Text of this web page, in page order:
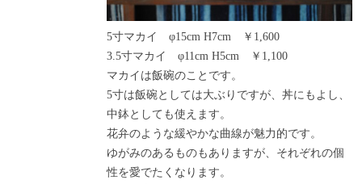
5寸マカイ φ15cm H7cm ￥1,600
3.5寸マカイ φ11cm H5cm ￥1,100
マカイは飯碗のことです。
5寸は飯碗としては大ぶりですが、丼にもよし、
中鉢としても使えます。
花弁のような緩やかな曲線が魅力的です。
ゆがみのあるものもありますが、それぞれの個
性を愛でたくなります。